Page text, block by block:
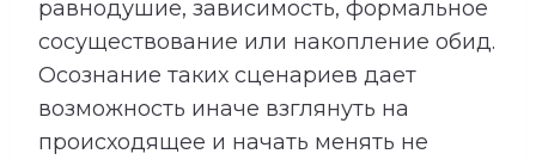
равнодушие, зависимость, формальное
сосуществование или накопление обид.
Осознание таких сценариев дает
возможность иначе взглянуть на
происходящее и начать менять не